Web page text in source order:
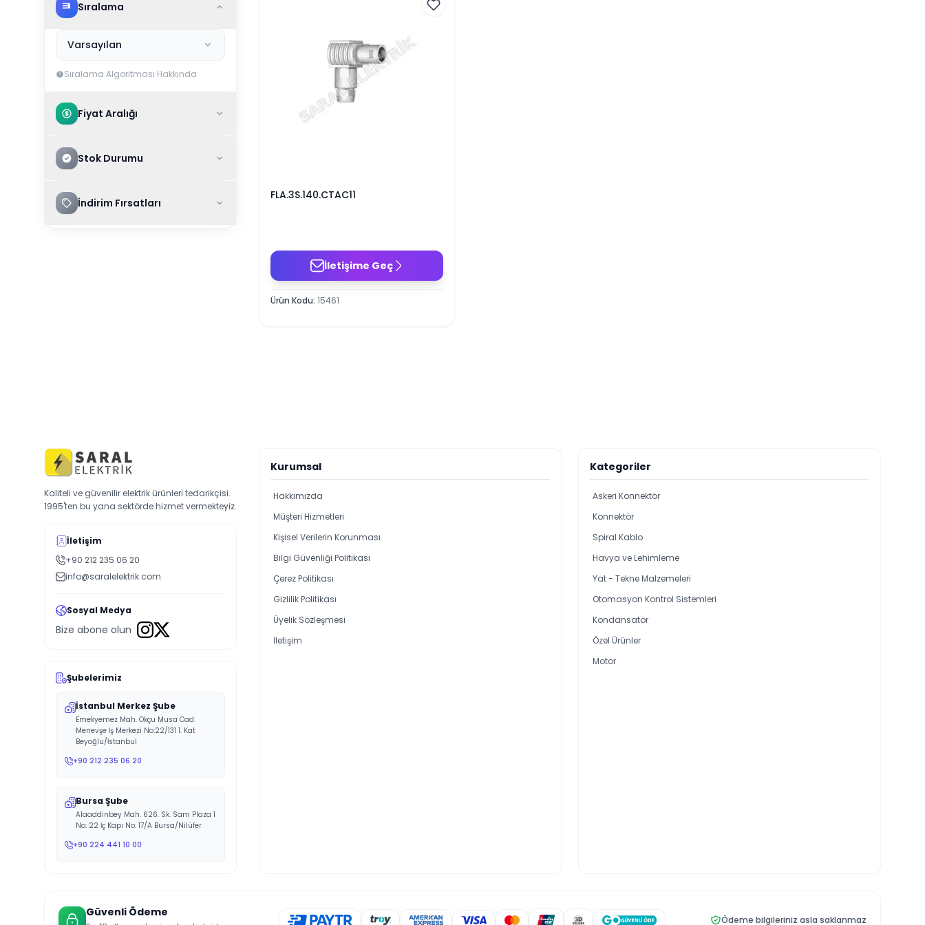
Sıralama
Varsayılan
Sıralama Algoritması Hakkında
Fiyat Aralığı
Stok Durumu
İndirim Fırsatları
FLA.3S.140.CTAC11
İletişime Geç
Ürün Kodu: 15461
Kaliteli ve güvenilir elektrik ürünleri tedarikçisi.
1995'ten bu yana sektörde hizmet vermekteyiz.
İletişim
+90 212 235 06 20
info@saralelektrik.com
Sosyal Medya
Bize abone olun
Şubelerimiz
İstanbul Merkez Şube
Emekyemez Mah. Okçu Musa Cad.
Menevşe İş Merkezi No:22/131 1. Kat
Beyoğlu/İstanbul
+90 212 235 06 20
Bursa Şube
Alaaddinbey Mah. 626. Sk. Sam Plaza 1
No: 22 İç Kapı No: 17/A Bursa/Nilüfer
+90 224 441 10 00
Kurumsal
Hakkımızda
Müşteri Hizmetleri
Kişisel Verilerin Korunması
Bilgi Güvenliği Politikası
Çerez Politikası
Gizlilik Politikası
Üyelik Sözleşmesi
İletişim
Kategoriler
Askeri Konnektör
Konnektör
Spiral Kablo
Havya ve Lehimleme
Yat - Tekne Malzemeleri
Otomasyon Kontrol Sistemleri
Kondansatör
Özel Ürünler
Motor
Güvenli Ödeme
Ödeme bilgileriniz asla saklanmaz